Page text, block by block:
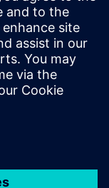
para todas as